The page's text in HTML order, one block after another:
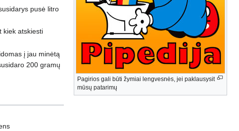
Pagirios gali būti žymiai lengvesnės, jei paklausysit
mūsų patarimų
pusė litro
kiek atskiesti
į jau minėtą
200 gramų